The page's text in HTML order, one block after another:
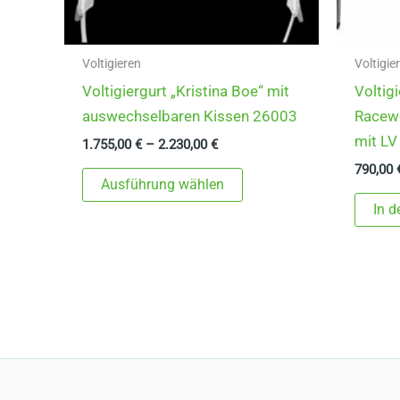
Voltigieren
Voltigiergurt „Kristina Boe“ mit
auswechselbaren Kissen 26003
1.755,00€–2.230,00€
Ausführung wählen
Dieses
Produkt
mit
790,00
In